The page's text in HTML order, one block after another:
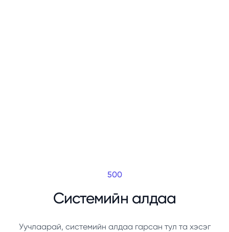
500
Системийн алдаа
Уучлаарай, системийн алдаа гарсан тул та хэсэг